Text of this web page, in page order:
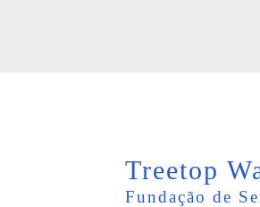
Treetop
Fundação de